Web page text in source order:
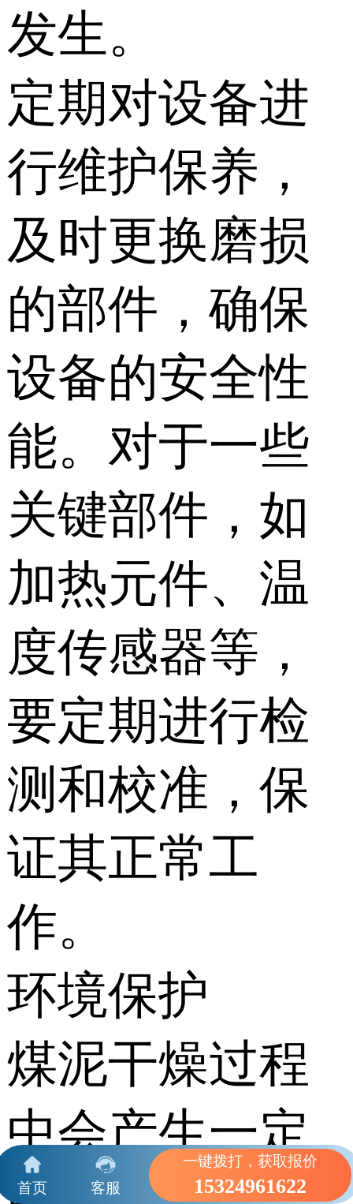
发生。
定期对设备进
行维护保养，
及时更换磨损
的部件，确保
设备的安全性
能。对于一些
关键部件，如
加热元件、温
度传感器等，
要定期进行检
测和校准，保
证其正常工
作。
环境保护
煤泥干燥过程
中会产生一定
首页 客服
一键拨打，获取报价
15324961622